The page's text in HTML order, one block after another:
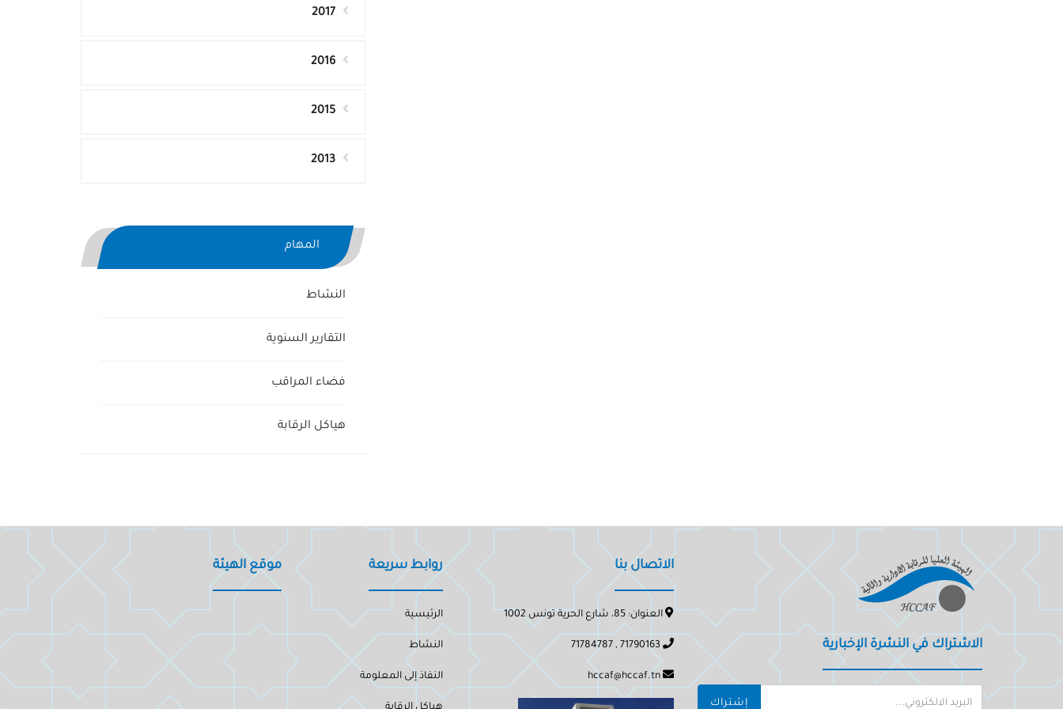
2017
2016
2015
2013
المهام
النشاط
التقارير السنوية
فضاء المراقب
هياكل الرقابة
الاشتراك في النشرة الإخبارية
إشتراك
الاتصال بنا
العنوان: 85، شارع الحرية تونس 1002
روابط سريعة
الرئيسية
النشاط
النفاذ إلى المعلومة
موقع الهيئة